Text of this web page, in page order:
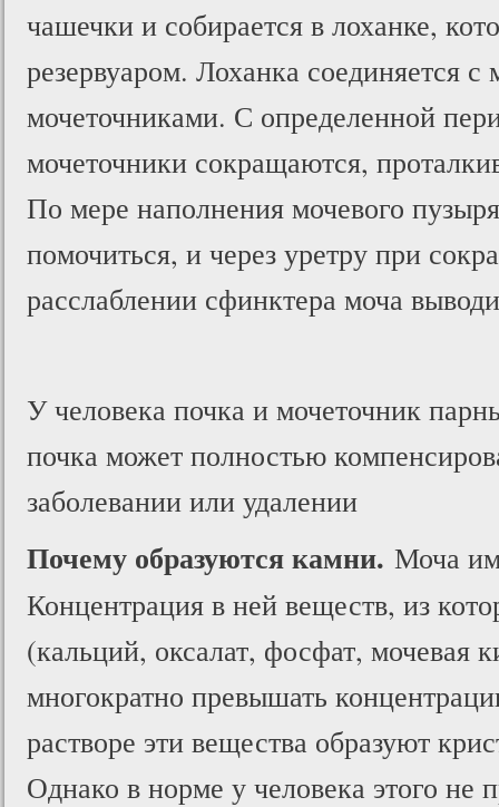
чашечки и собирается в лоханке,
резервуаром. Лоханка соединяется
мочеточниками. С определенной
мочеточники сокращаются,
По мере наполнения мочевого
помочиться, и через уретру при
расслаблении сфинктера моча
У человека почка и мочеточник
почка может полностью
заболевании или удалении
Почему образуются камни. Моча
Концентрация в ней веществ, из
(кальций, оксалат, фосфат, мочевая
многократно превышать
растворе эти вещества образуют
Однако в норме у человека этого не